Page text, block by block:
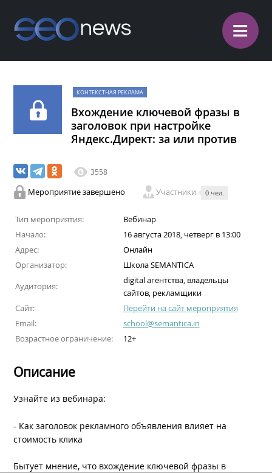
≡
КОНТЕКСТНАЯ РЕКЛАМА
Вхождение ключевой фразы в
заголовок при настройке
Яндекс.Директ: за или против
3558
Мероприятие завершено Участники 0 чел.
Тип мероприятия:
Вебинар
Начало:
16 августа 2018, четверг в 13:00
Адрес:
Онлайн
Организатор:
Школа SEMANTICA
Аудитория:
digital агентства, владельцы
сайтов, рекламщики
Сайт:
Перейти на сайт мероприятия
Email:
school@semantica.in
Возрастное ограничение:
12+
Описание
Узнайте из вебинара:
- Как заголовок рекламного объявления влияет на
стоимость клика
Бытует мнение, что вхождение ключевой фразы в